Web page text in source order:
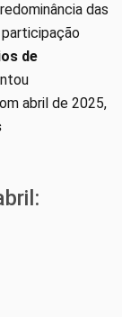
das
participação
de
abril de 2025,